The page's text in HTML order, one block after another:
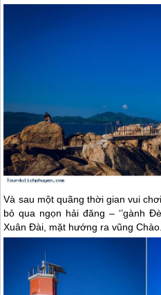
Và sau một quãng thời gian vui
bỏ qua ngọn hải đăng – ‘’gành
Xuân Đài, mặt hướng ra vũng Chào.